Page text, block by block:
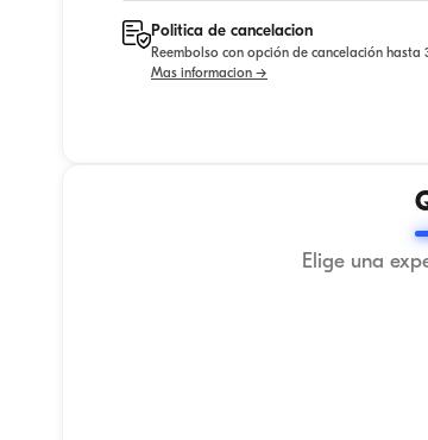
Politica de cancelacion
Reembolso con opción de cancelación hasta
Mas informacion →
Elige una